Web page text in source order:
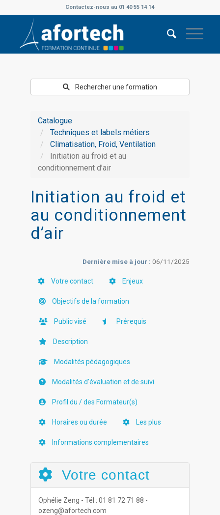
Contactez-nous au 01 40 55 14 14
Rechercher une formation
Catalogue
Techniques et labels métiers
Climatisation, Froid, Ventilation
Initiation au froid et au
conditionnement d’air
Initiation au froid et
au conditionnement
d’air
Dernière mise à jour : 06/11/2025
Votre contact Enjeux
Objectifs de la formation
Public visé Prérequis
Description
Modalités pédagogiques
Modalités d'évaluation et de suivi
Profil du / des Formateur(s)
Horaires ou durée Les plus
Informations complementaires
Votre contact
Ophélie Zeng - Tél : 01 81 72 71 88 -
ozeng@afortech.com